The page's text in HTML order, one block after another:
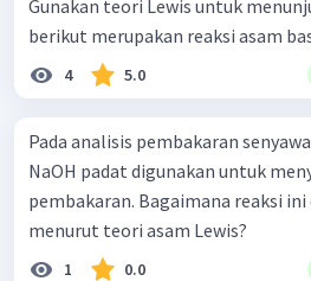
Gunakan teori Lewis untuk
4 5.0
Pada analisis pembakaran
NaOH padat digunakan untuk
pembakaran. Bagaimana reaksi
menurut teori asam Lewis?
1 0.0